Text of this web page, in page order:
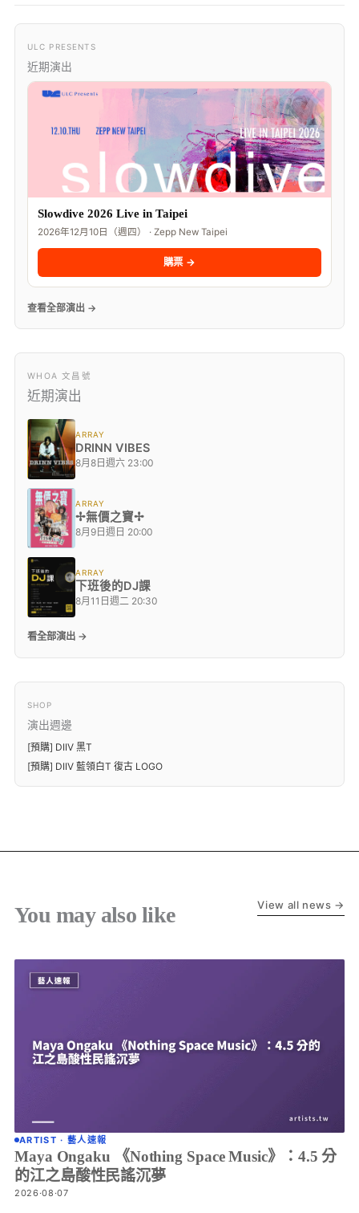
ULC PRESENTS
近期演出
Slowdive 2026 Live in Taipei
2026年12月10日（週四） · Zepp New Taipei
購票 →
查看全部演出 →
WHOA 文昌號
近期演出
ARRAY
DRINN VIBES
8月8日週六 23:00
ARRAY
✢無價之寶✢
8月9日週日 20:00
ARRAY
下班後的DJ課
8月11日週二 20:30
看全部演出 →
SHOP
演出週邊
[預購] DIIV 黑T
[預購] DIIV 藍領白T 復古 LOGO
You may also like View all news →
ARTIST · 藝人速報
Maya Ongaku 《Nothing Space Music》：4.5 分
的江之島酸性民謠沉夢
2026·08·07